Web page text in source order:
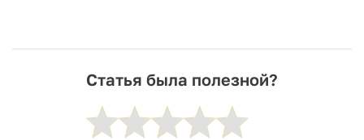
Статья была полезной?